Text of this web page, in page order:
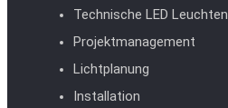
Technische LED Leuchten
Projektmanagement
Lichtplanung
Installation